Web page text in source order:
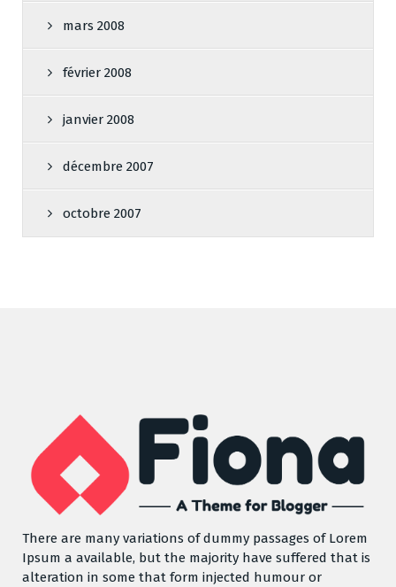
mars 2008
février 2008
janvier 2008
décembre 2007
octobre 2007
There are many variations of dummy passages of Lorem
Ipsum a available, but the majority have suffered that is
alteration in some that form injected humour or